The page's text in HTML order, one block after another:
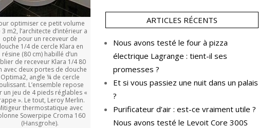
optimiser ce petit volume
3 m2, l’architecte d’intérieur a
opté pour un receveur de
1/4 de cercle Klara en
résine (80 cm) habillé d’un
de receveur Klara 1/4 80
avec deux portes de douche
Optima2, angle ¼ de cercle
L’ensemble repose
un jeu de 4 pieds réglables «
». Le tout, Leroy Merlin.
thermostatique avec
Sowerpipe Croma 160
(Hansgrohe).
ARTICLES RÉCENTS
Nous avons testé le four à pizza
électrique Lagrange : tient-il ses
promesses ?
Et si vous passiez une nuit dans un palais
?
Purificateur d’air : est-ce vraiment utile ?
Nous avons testé le Levoit Core 300S